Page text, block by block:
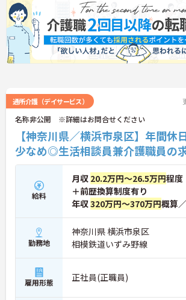
通所介護（デイサービス）
名称非公開 ※詳細はお問合せください
【神奈川県／横浜市泉区】年間休
少なめ◎生活相談員兼介護職員の
給料
月収 20.2万円～26.5万円程度
＋前歴換算制度有り
年収320万円～370万円概算
勤務地
神奈川県 横浜市泉区
相模鉄道いずみ野線
雇用形態 正社員(正職員)